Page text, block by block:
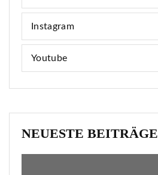
Instagram
Youtube
NEUESTE BEITRÄGE